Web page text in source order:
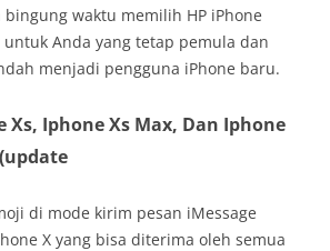
waktu memilih HP iPhone
Anda yang tetap pemula dan
menjadi pengguna iPhone baru.
Xs, Iphone Xs Max, Dan Iphone
di mode kirim pesan iMessage
X yang bisa diterima oleh semua